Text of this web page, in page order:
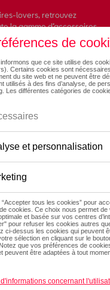
lovers, retrouvez
la gamme d’accessoires
préférée sous forme de
auprès de votre
>Business Collection